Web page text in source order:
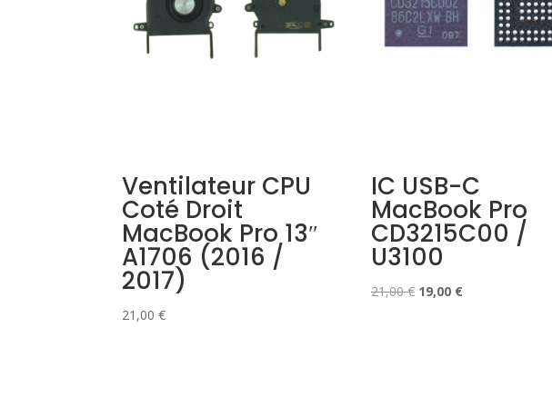
Ventilateur CPU
Coté Droit
MacBook Pro 13″
A1706 (2016 /
2017)
21,00€
IC USB-C
MacBook Pro
CD3215C00 /
U3100
21,00€ Le
19,00 €Le